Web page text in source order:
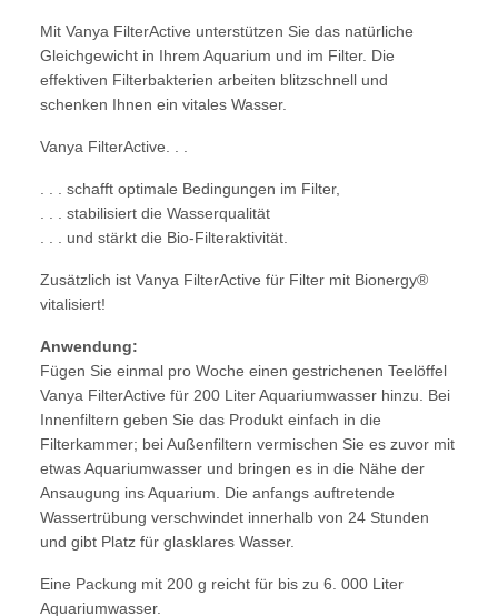
Mit Vanya FilterActive unterstützen Sie das natürliche
Gleichgewicht in Ihrem Aquarium und im Filter. Die
effektiven Filterbakterien arbeiten blitzschnell und
schenken Ihnen ein vitales Wasser.
Vanya FilterActive. . .
. . . schafft optimale Bedingungen im Filter,
. . . stabilisiert die Wasserqualität
. . . und stärkt die Bio-Filteraktivität.
Zusätzlich ist Vanya FilterActive für Filter mit Bionergy®
vitalisiert!
Anwendung:
Fügen Sie einmal pro Woche einen gestrichenen Teelöffel
Vanya FilterActive für 200 Liter Aquariumwasser hinzu. Bei
Innenfiltern geben Sie das Produkt einfach in die
Filterkammer; bei Außenfiltern vermischen Sie es zuvor mit
etwas Aquariumwasser und bringen es in die Nähe der
Ansaugung ins Aquarium. Die anfangs auftretende
Wassertrübung verschwindet innerhalb von 24 Stunden
und gibt Platz für glasklares Wasser.
Eine Packung mit 200 g reicht für bis zu 6. 000 Liter
Aquariumwasser.